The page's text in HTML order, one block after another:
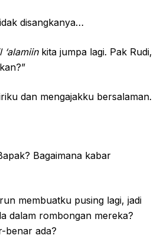
disangkanya…
‘alamiinkita jumpa lagi. Pak Rudi,
dan mengajakku bersalaman.
Bagaimana kabar
membuatku pusing lagi, jadi
dalam rombongan mereka?
benar ada?